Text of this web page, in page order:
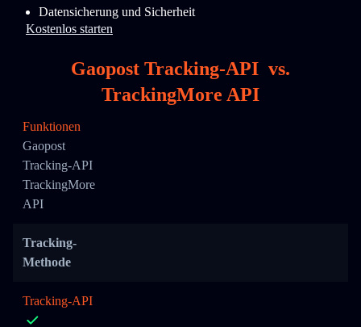
Datensicherung und Sicherheit
Kostenlos starten
Gaopost Tracking-API vs.
TrackingMore API
Funktionen
Gaopost
Tracking-API
TrackingMore
API
Tracking-
Methode
Tracking-API